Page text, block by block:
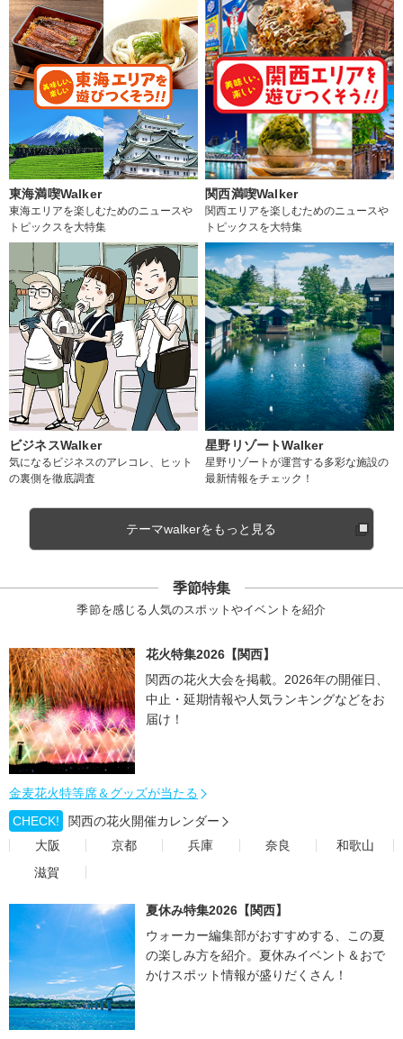
東海満喫Walker
東海エリアを楽しむためのニュースや
トピックスを大特集
関西満喫Walker
関西エリアを楽しむためのニュースや
トピックスを大特集
ビジネスWalker
気になるビジネスのアレコレ、ヒット
の裏側を徹底調査
星野リゾートWalker
星野リゾートが運営する多彩な施設の
最新情報をチェック！
テーマwalkerをもっと見る
季節特集
季節を感じる人気のスポットやイベントを紹介
花火特集2026【関西】
関西の花火大会を掲載。2026年の開催日、
中止・延期情報や人気ランキングなどをお
届け！
金麦花火特等席＆グッズが当たる
CHECK!
関西の花火開催カレンダー
大阪
京都 兵庫 奈良
和歌山
滋賀
夏休み特集2026【関西】
ウォーカー編集部がおすすめする、この夏
の楽しみ方を紹介。夏休みイベント＆おで
かけスポット情報が盛りだくさん！